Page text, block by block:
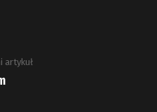
artykuł